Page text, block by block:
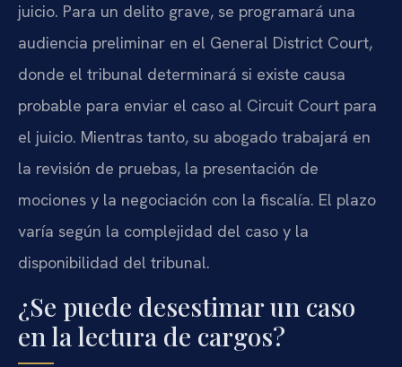
juicio. Para un delito grave, se programará una
audiencia preliminar en el General District Court,
donde el tribunal determinará si existe causa
probable para enviar el caso al Circuit Court para
el juicio. Mientras tanto, su abogado trabajará en
la revisión de pruebas, la presentación de
mociones y la negociación con la fiscalía. El plazo
varía según la complejidad del caso y la
disponibilidad del tribunal.
¿Se puede desestimar un caso
en la lectura de cargos?